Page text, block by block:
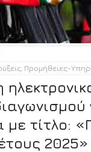
Προμήθειες-
με τίτλο:
2025»